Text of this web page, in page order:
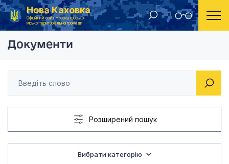
Нова Каховка
Офіційний сайт Новокаховської
міської територіальної громади
Головна Рішення виконавчого комітету Новокаховської міської ради 2020 року Про відведення
Документи
Розширений пошук
Вибрати категорію